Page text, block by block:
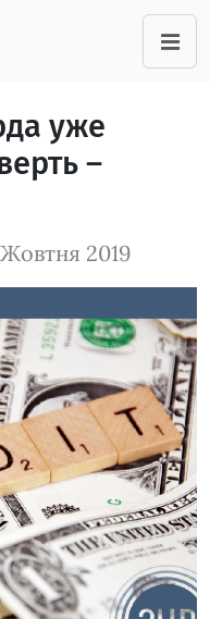
уже
–
2019